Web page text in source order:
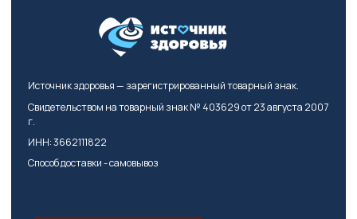
Источник здоровья — зарегистрированный товарный знак.
Свидетельством на товарный знак № 403629 от 23 августа 2007
г.
ИНН: 3662111822
Способ доставки - самовывоз